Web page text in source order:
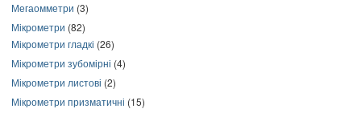
Мегаомметри (3)
Мікрометри (82)
Мікрометри гладкі (26)
Мікрометри зубомірні (4)
Мікрометри листові (2)
Мікрометри призматичні (15)